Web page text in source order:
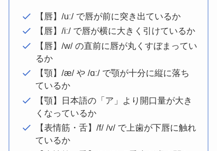
【唇】/uː/ で唇が前に突き出ているか
【唇】/iː/ で唇が横に大きく引けているか
【唇】/w/ の直前に唇が丸くすぼまってい
るか
【顎】/æ/ や /ɑː/ で顎が十分に縦に落ち
ているか
【顎】日本語の「ア」より開口量が大き
くなっているか
【表情筋・舌】/f/ /v/ で上歯が下唇に触れ
ているか